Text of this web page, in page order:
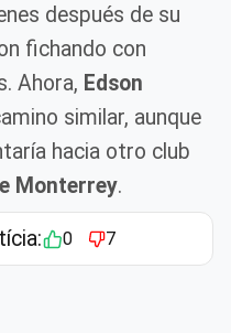
después de su
fichando con
Ahora, Edson
similar, aunque
hacia otro club
Monterrey.
0 7